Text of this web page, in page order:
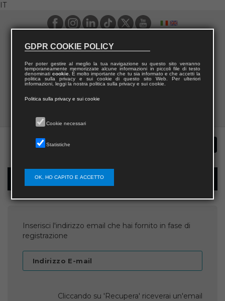
IT
Recupera username
Inserisci l'indirizzo email che hai fornito in fase di
registrazione
Indirizzo E-mail
Cliccando su 'Recupera' riceverai un'email
GDPR COOKIE POLICY
Per poter gestire al meglio la tua navigazione su questo sito verranno
temporaneamente memorizzate alcune informazioni in piccoli file di testo
denominati cookie. È molto importante che tu sia informato e che accetti la
politica sulla privacy e sui cookie di questo sito Web. Per ulteriori
informazioni, leggi la nostra politica sulla privacy e sui cookie.
Politica sulla privacy e sui cookie
Cookie necessari
Statistiche
OK, HO CAPITO E ACCETTO